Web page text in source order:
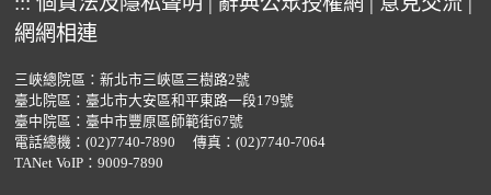
網網相連
三峽總院區：新北市三峽區三樹路2號
臺北院區：臺北市大安區和平東路一段179號
臺中院區：臺中市豐原區師範街67號
電話總機： (02)7740-7890
傳真：(02)7740-7064
TANet VoIP：9009-7890